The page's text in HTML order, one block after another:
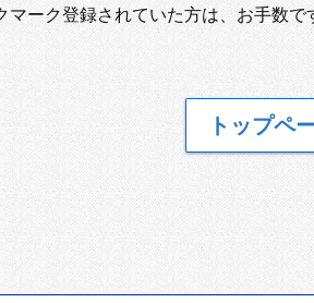
マーク登録されていた方は、お手数で
トップペ